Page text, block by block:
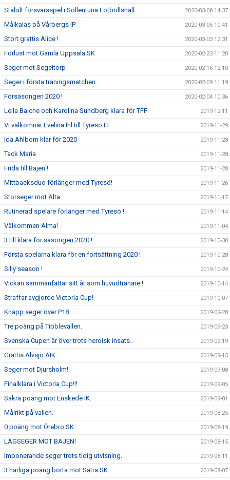
Stabilt försvarsspel i Sollentuna Fotbollshall 2020-03-08 14:37
Målkalas på Vårbergs IP 2020-03-05 10:41
Stort grattis Alice ! 2020-03-03 12:31
Förlust mot Gamla Uppsala SK 2020-02-23 11:20
Seger mot Segeltorp 2020-02-16 12:10
Seger i första träningsmatchen. 2020-02-09 11:19
Försäsongen 2020 ! 2020-02-04 10:36
Leila Baiche och Karolina Sundberg klara för TFF 2019-12-11
Vi välkomnar Evelina Ihl till Tyresö FF 2019-11-29
Ida Ahlbom klar för 2020 2019-11-28
Tack Maria 2019-11-28
Frida till Bajen ! 2019-11-28
Mittbacksduo förlänger med Tyresö! 2019-11-26
Storseger mot Älta. 2019-11-17
Rutinerad spelare förlänger med Tyresö ! 2019-11-14
Välkommen Alma! 2019-11-04
3 till klara för säsongen 2020 ! 2019-10-30
Första spelarna klara för en fortsättning 2020 ! 2019-10-28
Silly season ! 2019-10-24
Vickan sammanfattar sitt år som huvudtränare ! 2019-10-14
Straffar avgjorde Victoria Cup! 2019-10-07
Knapp seger över P18. 2019-09-28
Tre poäng på Tibblevallen. 2019-09-23
Svenska Cupen är över trots heroisk insats.. 2019-09-19
Grattis Älvsjö AIK. 2019-09-15
Seger mot Djursholm! 2019-09-08
Finalklara i Victoria Cup!!! 2019-09-05
Säkra poäng mot Enskede IK. 2019-09-01
Målrikt på vallen. 2019-08-25
0 poäng mot Örebro SK. 2019-08-19
LAGSEGER MOT BAJEN! 2019-08-15
Imponerande seger trots tidig utvisning. 2019-08-11
3 härliga poäng borta mot Sätra SK. 2019-08-07